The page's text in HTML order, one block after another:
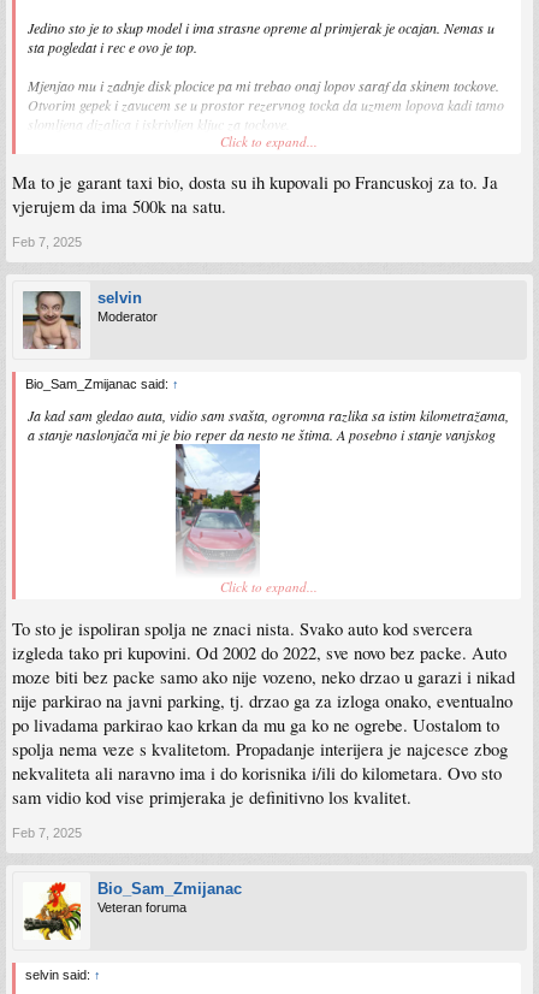
Jedino sto je to skup model i ima strasne opreme al primjerak je ocajan. Nemas u
sta pogledat i rec e ovo je top.
Mjenjao mu i zadnje disk plocice pa mi trebao onaj lopov saraf da skinem tockove.
Otvorim gepek i zavucem se u prostor rezervnog tocka da uzmem lopova kadi tamo
slomljena dizalica i iskrivljen kljuc za tockove.
Sent from my iPhone using Tapatalk Pro
Click to expand...
Ma to je garant taxi bio, dosta su ih kupovali po Francuskoj za to. Ja
vjerujem da ima 500k na satu.
Feb 7, 2025
selvin
Moderator
Bio_Sam_Zmijanac said: ↑
Ja kad sam gledao auta, vidio sam svašta, ogromna razlika sa istim kilometražama,
a stanje naslonjača mi je bio reper da nesto ne štima. A posebno i stanje vanjskog
izgleda. Ogromne razlike.
Click to expand...
To sto je ispoliran spolja ne znaci nista. Svako auto kod svercera
izgleda tako pri kupovini. Od 2002 do 2022, sve novo bez packe. Auto
moze biti bez packe samo ako nije vozeno, neko drzao u garazi i nikad
nije parkirao na javni parking, tj. drzao ga za izloga onako, eventualno
po livadama parkirao kao krkan da mu ga ko ne ogrebe. Uostalom to
spolja nema veze s kvalitetom. Propadanje interijera je najcesce zbog
nekvaliteta ali naravno ima i do korisnika i/ili do kilometara. Ovo sto
sam vidio kod vise primjeraka je definitivno los kvalitet.
Feb 7, 2025
Bio_Sam_Zmijanac
Veteran foruma
selvin said: ↑